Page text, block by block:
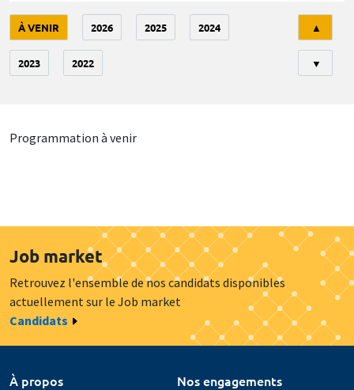
À VENIR 2026 2025 2024
2023 2022
▲
▼
Programmation à venir
Job market
Retrouvez l'ensemble de nos candidats disponibles
actuellement sur le Job market
Candidats
À propos
Nos engagements